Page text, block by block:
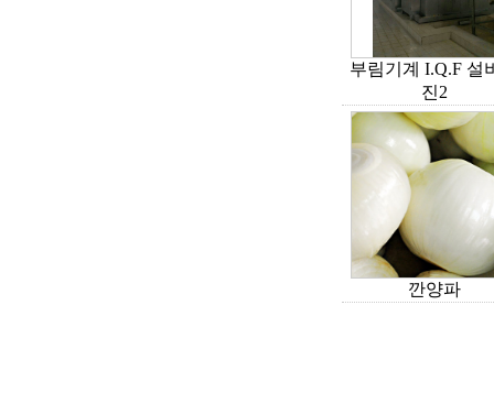
부림기계 I.Q.F 설
진2
깐양파